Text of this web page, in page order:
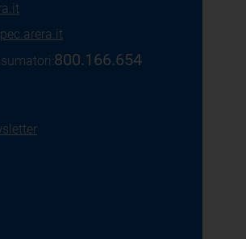
800.166.654